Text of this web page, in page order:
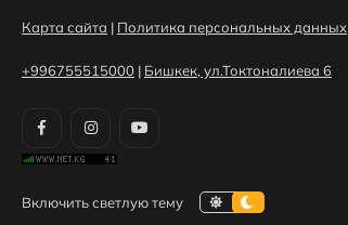
Карта сайта | Политика персональных данных
+996755515000 | Бишкек, ул.Токтоналиева 6